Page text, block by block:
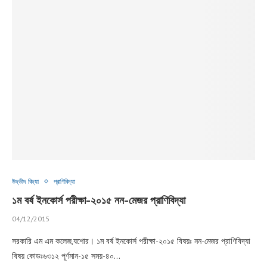
উদ্ভীদ বিদ্যা প্রাণিবিদ্যা
১ম বর্ষ ইনকোর্স পরীক্ষা-২০১৫ নন-মেজর প্রাণিবিদ্যা
04/12/2015
সরকারি এম এম কলেজ,যশোর। ১ম বর্ষ ইনকোর্স পরীক্ষা-২০১৫ বিষয়ঃ নন-মেজর প্রাণিবিদ্যা
বিষয় কোডঃ৬৩১২ পূর্ণমান-১৫ সময়-৪০…